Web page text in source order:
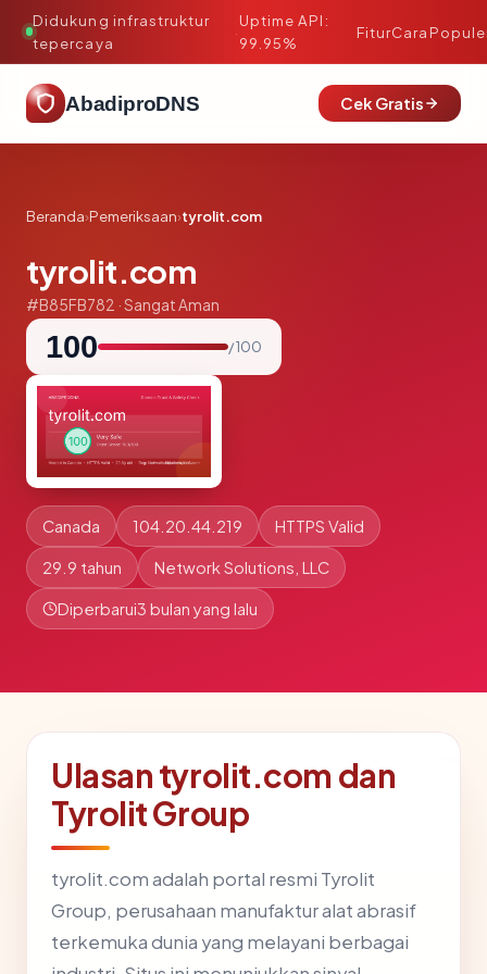
Didukung infrastruktur
tepercaya
·
Uptime API:
99.95%
FiturCara
AbadiproDNS Cek Gratis
Beranda›Pemeriksaan›tyrolit.com
tyrolit.com
#B85FB782 · Sangat Aman
100 / 100
Canada 104.20.44.219 HTTPS Valid
29.9 tahun Network Solutions, LLC
Diperbarui3 bulan yang lalu
Ulasan tyrolit.com dan
Tyrolit Group
tyrolit.com adalah portal resmi Tyrolit
Group, perusahaan manufaktur alat abrasif
terkemuka dunia yang melayani berbagai